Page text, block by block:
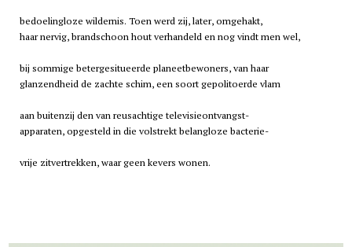
bedoelingloze wildernis. Toen werd zij, later, omgehakt,
haar nervig, brandschoon hout verhandeld en nog vindt men wel,
bij sommige betergesitueerde planeetbewoners, van haar
glanzendheid de zachte schim, een soort gepolitoerde vlam
aan buitenzij den van reusachtige televisieontvangst-
apparaten, opgesteld in die volstrekt belangloze bacterie-
vrije zitvertrekken, waar geen kevers wonen.